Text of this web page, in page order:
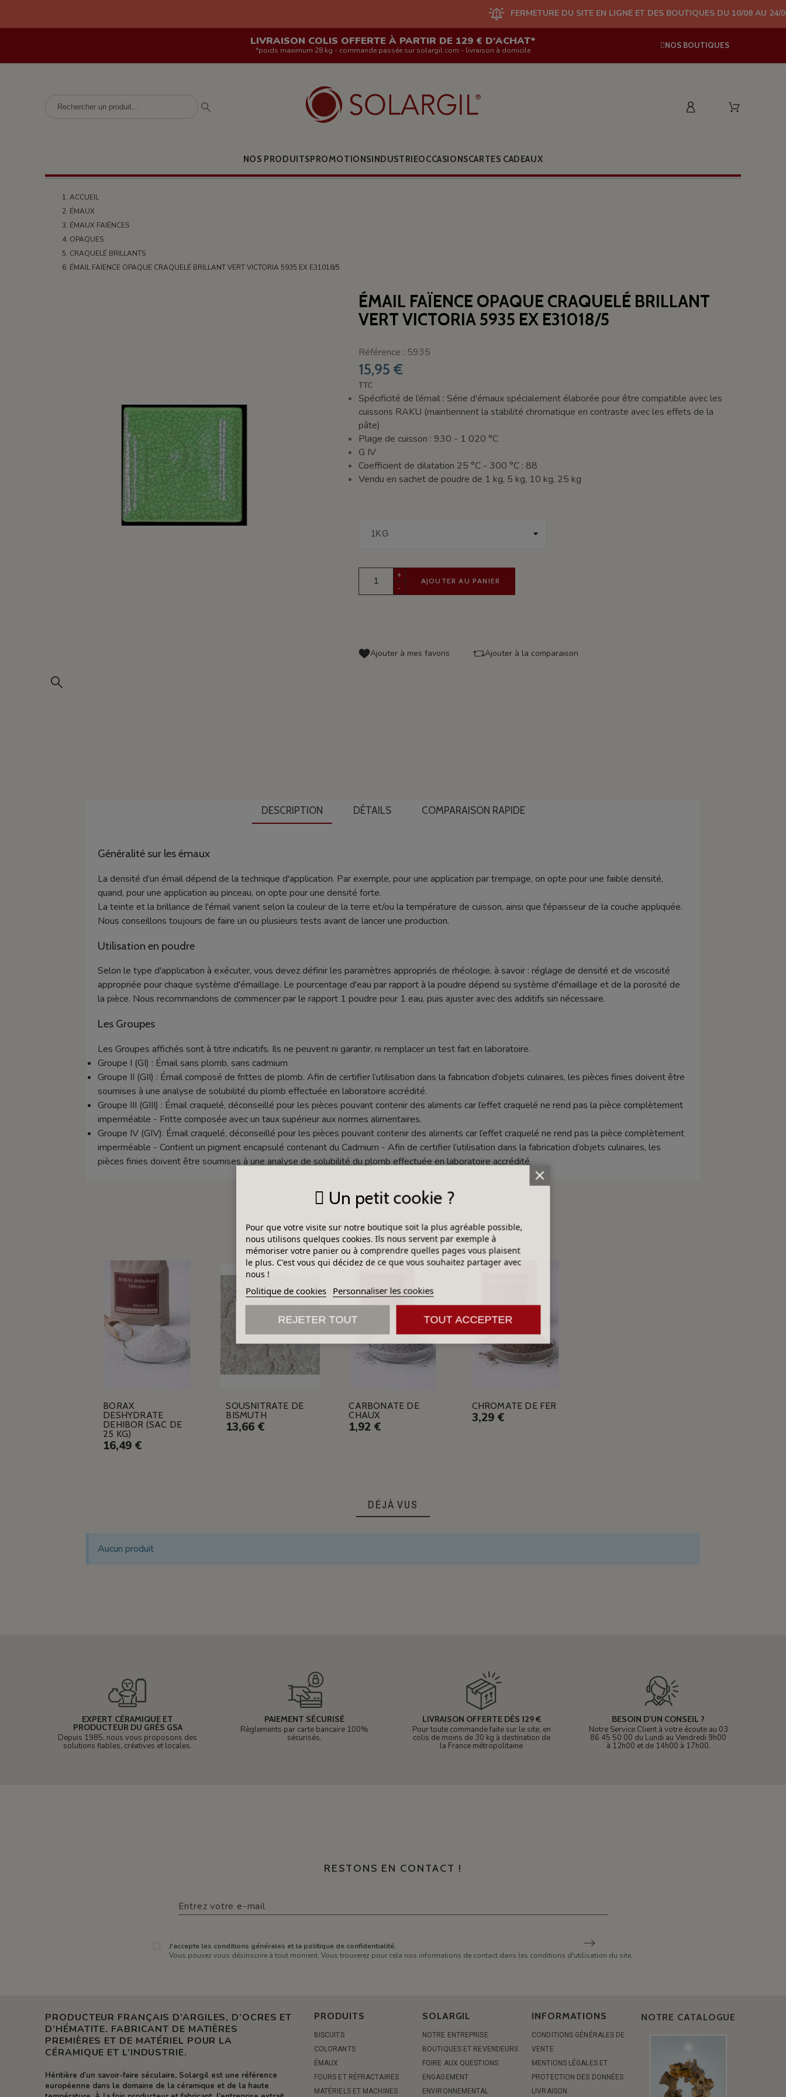
FERMETURE DU SITE EN LIGNE ET DES BOUTIQUES DU 10/08 AU 24/08 (PLUS
LIVRAISON COLIS OFFERTE À PARTIR DE 129 € D'ACHAT*
*poids maximum 28 kg - commande passée sur solargil.com - livraison à domicile
NOS BOUTIQUES
NOS PRODUITSPROMOTIONSINDUSTRIEOCCASIONSCARTES CADEAUX
ACCUEIL
ÉMAUX
ÉMAUX FAIËNCES
OPAQUES
CRAQUELÉ BRILLANTS
ÉMAIL FAÏENCE OPAQUE CRAQUELÉ BRILLANT VERT VICTORIA 5935 EX E31018/5
ÉMAIL FAÏENCE OPAQUE CRAQUELÉ BRILLANT
VERT VICTORIA 5935 EX E31018/5
Référence : 5935
15,95 €
TTC
Spécificité de l’émail : Série d'émaux spécialement élaborée pour être compatible avec les
cuissons RAKU (maintiennent la stabilité chromatique en contraste avec les effets de la
pâte)
Plage de cuisson : 930 - 1 020 °C
G IV
Coefficient de dilatation 25 °C - 300 °C : 88
Vendu en sachet de poudre de 1 kg, 5 kg, 10 kg, 25 kg
+
-
AJOUTER AU PANIER
Ajouter à mes favoris Ajouter à la comparaison
DESCRIPTION DÉTAILS COMPARAISON RAPIDE
Généralité sur les émaux
La densité d’un émail dépend de la technique d'application. Par exemple, pour une application par trempage, on opte pour une faible densité,
quand, pour une application au pinceau, on opte pour une densité forte.
La teinte et la brillance de l'émail varient selon la couleur de la terre et/ou la température de cuisson, ainsi que l'épaisseur de la couche appliquée.
Nous conseillons toujours de faire un ou plusieurs tests avant de lancer une production.
Utilisation en poudre
Selon le type d'application à exécuter, vous devez définir les paramètres appropriés de rhéologie, à savoir : réglage de densité et de viscosité
appropriée pour chaque système d'émaillage. Le pourcentage d'eau par rapport à la poudre dépend su système d'émaillage et de la porosité de
la pièce. Nous recommandons de commencer par le rapport 1 poudre pour 1 eau, puis ajuster avec des additifs sin nécessaire.
Les Groupes
Les Groupes affichés sont à titre indicatifs. Ils ne peuvent ni garantir, ni remplacer un test fait en laboratoire.
Groupe I (GI) : Émail sans plomb, sans cadmium
Groupe II (GII) : Émail composé de frittes de plomb. Afin de certifier l’utilisation dans la fabrication d’objets culinaires, les pièces finies doivent être
soumises à une analyse de solubilité du plomb effectuée en laboratoire accrédité.
Groupe III (GIII) : Émail craquelé, déconseillé pour les pièces pouvant contenir des aliments car l’effet craquelé ne rend pas la pièce complètement
imperméable - Fritte composée avec un taux supérieur aux normes alimentaires.
Groupe IV (GIV): Émail craquelé, déconseillé pour les pièces pouvant contenir des aliments car l’effet craquelé ne rend pas la pièce complètement
imperméable - Contient un pigment encapsulé contenant du Cadmium - Afin de certifier l’utilisation dans la fabrication d’objets culinaires, les
pièces finies doivent être soumises à une analyse de solubilité du plomb effectuée en laboratoire accrédité.
DANS LA MÊME CATÉGORIE
BORAX
DESHYDRATE
DEHIBOR (SAC DE
25 KG)
16,49 €
SOUSNITRATE DE
BISMUTH
13,66 €
CARBONATE DE
CHAUX
1,92 €
CHROMATE DE FER
3,29 €
DÉJÀ VUS
Aucun produit
EXPERT CÉRAMIQUE ET
PRODUCTEUR DU GRÈS GSA
Depuis 1985, nous vous proposons des
solutions fiables, créatives et locales.
PAIEMENT SÉCURISÉ
Règlements par carte bancaire 100%
sécurisés.
LIVRAISON OFFERTE DÈS 129 €
Pour toute commande faite sur le site, en
colis de moins de 30 kg à destination de
la France métropolitaine
BESOIN D'UN CONSEIL ?
Notre Service Client à votre écoute au 03
86 45 50 00 du Lundi au Vendredi 9h00
à 12h00 et de 14h00 à 17h00.
RESTONS EN CONTACT !
J'accepte les conditions générales et la politique de confidentialité.
Vous pouvez vous désinscrire à tout moment. Vous trouverez pour cela nos informations de contact dans les conditions d'utilisation du site.
PRODUCTEUR FRANÇAIS D’ARGILES, D’OCRES ET
D’HÉMATITE. FABRICANT DE MATIÈRES
PREMIÈRES ET DE MATÉRIEL POUR LA
CÉRAMIQUE ET L’INDUSTRIE.
Héritière d’un savoir-faire séculaire, Solargil est une référence
européenne dans le domaine de la céramique et de la haute
PRODUITS
BISCUITS
COLORANTS
ÉMAUX
FOURS ET RÉFRACTAIRES
MATÉRIELS ET MACHINES
SOLARGIL
NOTRE ENTREPRISE
BOUTIQUES ET REVENDEURS
FOIRE AUX QUESTIONS
ENGAGEMENT
ENVIRONNEMENTAL
INFORMATIONS
CONDITIONS GÉNÉRALES DE
VENTE
MENTIONS LÉGALES ET
PROTECTION DES DONNÉES
LIVRAISON
NOTRE CATALOGUE
Un petit cookie ?
Pour que votre visite sur notre boutique soit la plus agréable possible,
nous utilisons quelques cookies. Ils nous servent par exemple à
mémoriser votre panier ou à comprendre quelles pages vous plaisent
le plus. C'est vous qui décidez de ce que vous souhaitez partager avec
nous !
Politique de cookies Personnaliser les cookies
REJETER TOUT TOUT ACCEPTER